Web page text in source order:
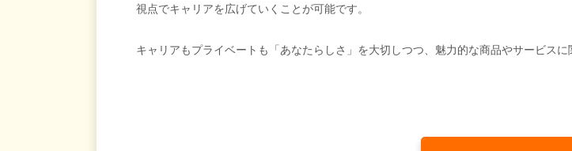
視点でキャリアを広げていくことが可能です。
キャリアもプライベートも「あなたらしさ」を大切しつつ、魅力的な商品やサービス